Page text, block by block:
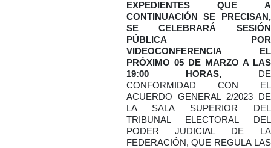
EXPEDIENTES QUE A
CONTINUACIÓN SE PRECISAN,
SE CELEBRARÁ SESIÓN
PÚBLICA POR
VIDEOCONFERENCIA EL
PRÓXIMO 05 DE MARZO A LAS
19:00 HORAS,
DE
CONFORMIDAD CON EL
ACUERDO GENERAL 2/2023 DE
LA SALA SUPERIOR DEL
TRIBUNAL ELECTORAL DEL
PODER JUDICIAL DE LA
FEDERACIÓN, QUE REGULA LAS